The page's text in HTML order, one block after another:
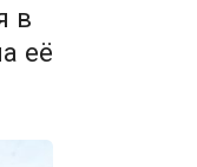
в
её